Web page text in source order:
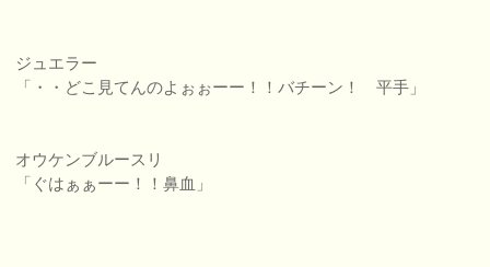
ジュエラー
「・・どこ見てんのよぉぉーー！！バチーン！ 平手」
オウケンブルースリ
「ぐはぁぁーー！！鼻血」